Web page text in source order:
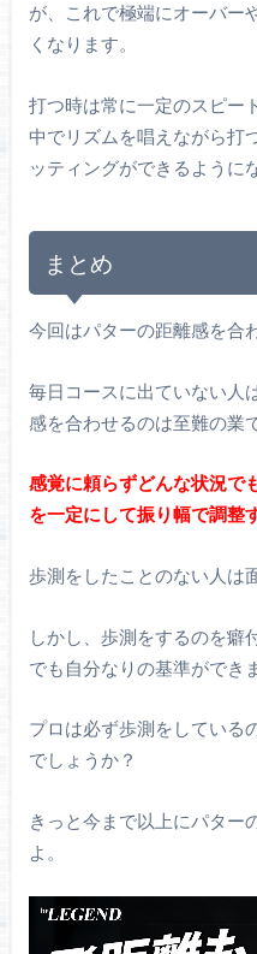
が、これで極端にオーバー
くなります。
打つ時は常に一定のスピー
中でリズムを唱えながら打
ッティングができるように
まとめ
今回はパターの距離感を合
毎日コースに出ていない人
感を合わせるのは至難の業
感覚に頼らずどんな状況で
を一定にして振り幅で調整
歩測をしたことのない人は
しかし、歩測をするのを癖
でも自分なりの基準ができ
プロは必ず歩測をしている
でしょうか？
きっと今まで以上にパター
よ。